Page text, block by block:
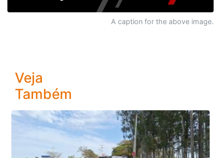
A caption for the above image.
Veja
Também